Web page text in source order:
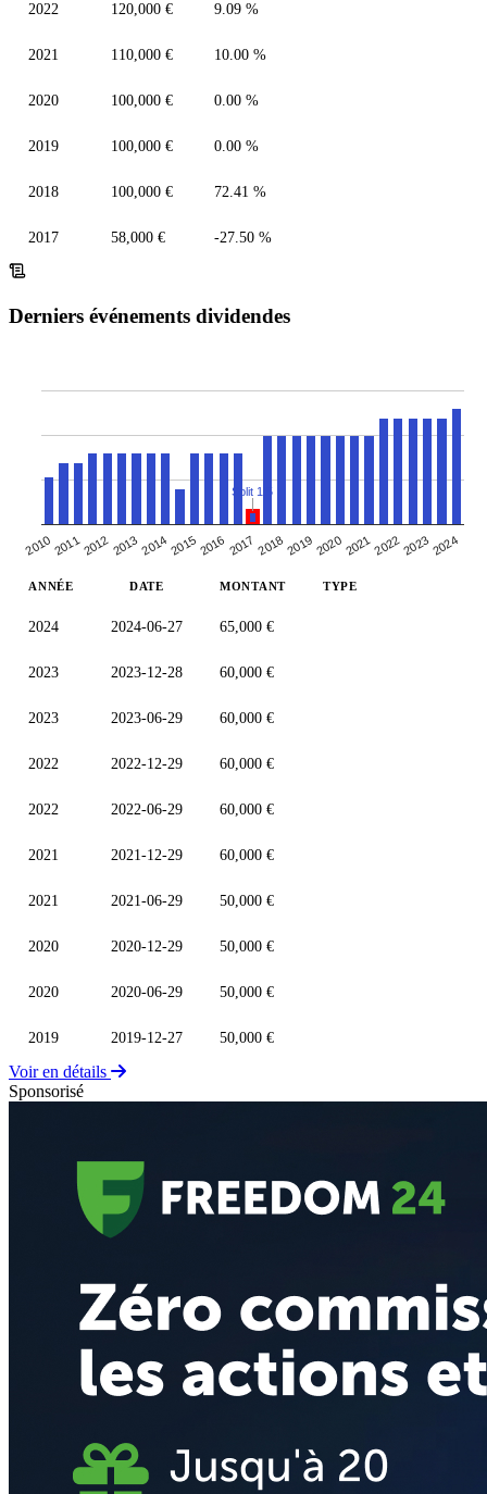
2022 120,000 € 9.09 %
2021 110,000 € 10.00 %
2020 100,000 € 0.00 %
2019 100,000 € 0.00 %
2018 100,000 € 72.41 %
2017 58,000 € -27.50 %
Derniers événements dividendes
2010201120122013201420152016 2017 2018201920202021202220232024
Split 1:5
ANNÉE DATE MONTANT TYPE
2024 2024-06-27 65,000 €
2023 2023-12-28 60,000 €
2023 2023-06-29 60,000 €
2022 2022-12-29 60,000 €
2022 2022-06-29 60,000 €
2021 2021-12-29 60,000 €
2021 2021-06-29 50,000 €
2020 2020-12-29 50,000 €
2020 2020-06-29 50,000 €
2019 2019-12-27 50,000 €
Voir en détails
Sponsorisé